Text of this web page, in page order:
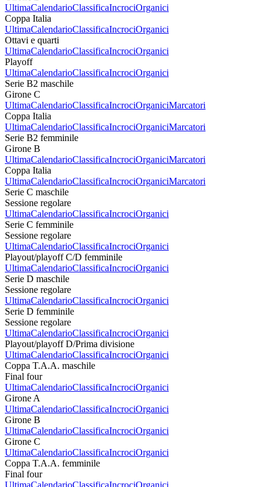
UltimaCalendarioClassificaIncrociOrganici
Coppa Italia
UltimaCalendarioClassificaIncrociOrganici
Ottavi e quarti
UltimaCalendarioClassificaIncrociOrganici
Playoff
UltimaCalendarioClassificaIncrociOrganici
Serie B2 maschile
Girone C
UltimaCalendarioClassificaIncrociOrganiciMarcatori
Coppa Italia
UltimaCalendarioClassificaIncrociOrganiciMarcatori
Serie B2 femminile
Girone B
UltimaCalendarioClassificaIncrociOrganiciMarcatori
Coppa Italia
UltimaCalendarioClassificaIncrociOrganiciMarcatori
Serie C maschile
Sessione regolare
UltimaCalendarioClassificaIncrociOrganici
Serie C femminile
Sessione regolare
UltimaCalendarioClassificaIncrociOrganici
Playout/playoff C/D femminile
UltimaCalendarioClassificaIncrociOrganici
Serie D maschile
Sessione regolare
UltimaCalendarioClassificaIncrociOrganici
Serie D femminile
Sessione regolare
UltimaCalendarioClassificaIncrociOrganici
Playout/playoff D/Prima divisione
UltimaCalendarioClassificaIncrociOrganici
Coppa T.A.A. maschile
Final four
UltimaCalendarioClassificaIncrociOrganici
Girone A
UltimaCalendarioClassificaIncrociOrganici
Girone B
UltimaCalendarioClassificaIncrociOrganici
Girone C
UltimaCalendarioClassificaIncrociOrganici
Coppa T.A.A. femminile
Final four
UltimaCalendarioClassificaIncrociOrganici